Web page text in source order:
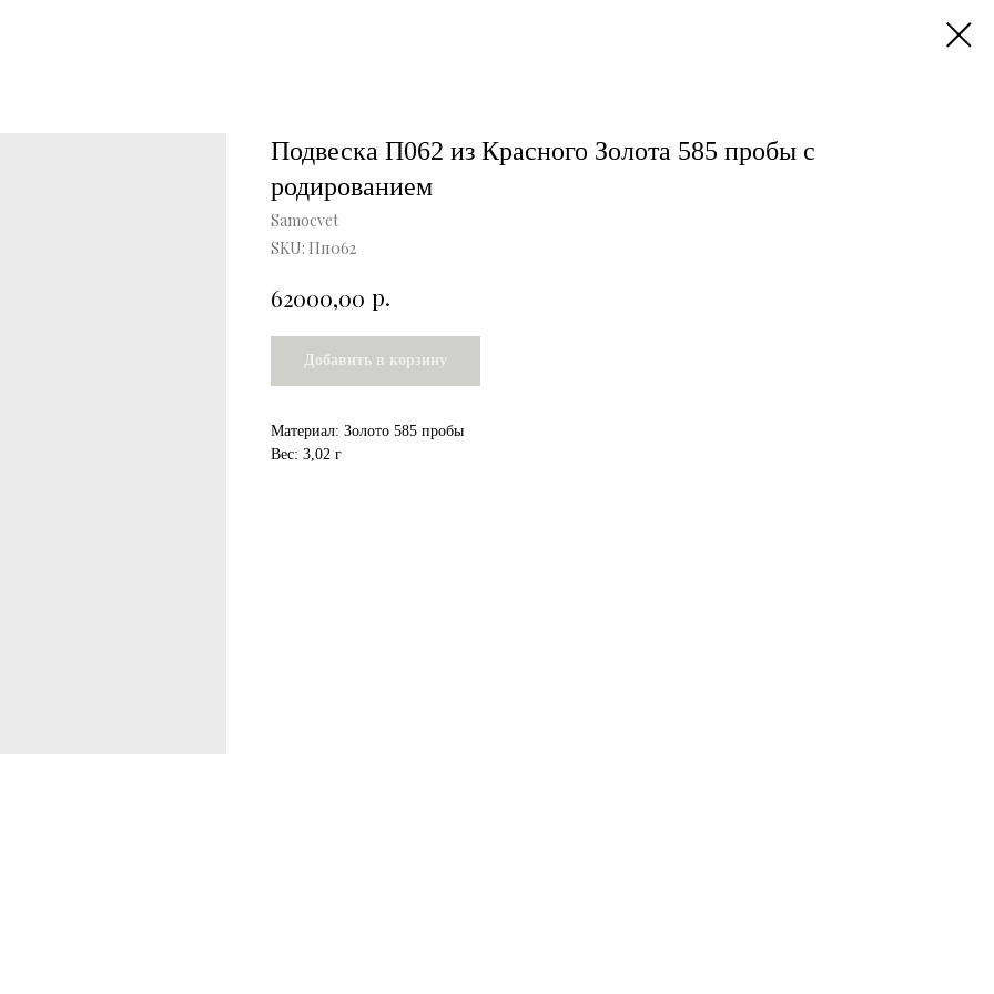
Подвеска П062 из Красного Золота 585 пробы с
родированием
Samocvet
SKU: Пп062
62000,00 р.
Добавить в корзину
Материал: Золото 585 пробы
Вес: 3,02 г